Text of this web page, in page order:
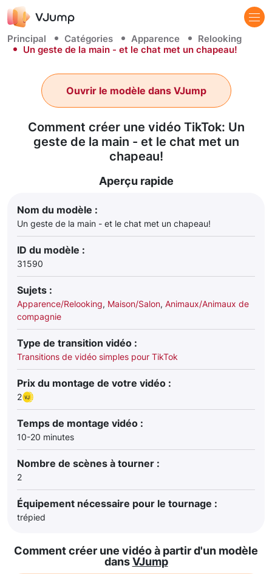
Principal Catégories Apparence
Relooking
Un geste de la main - et le chat met un chapeau!
Comment créer une vidéo TikTok: Un
geste de la main - et le chat met un
chapeau!
Ouvrir le modèle dans VJump
Aperçu rapide
Nom du modèle :
Un geste de la main - et le chat met un chapeau!
ID du modèle :
31590
Sujets :
Apparence/Relooking, Maison/Salon, Animaux/Animaux de
compagnie
Type de transition vidéo :
Transitions de vidéo simples pour TikTok
Prix du montage de votre vidéo :
2
Temps de montage vidéo :
10-20 minutes
Nombre de scènes à tourner :
2
Équipement nécessaire pour le tournage :
trépied
Comment créer une vidéo à partir d'un modèle
dansVJump